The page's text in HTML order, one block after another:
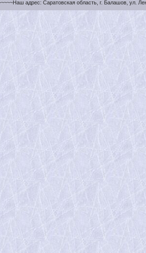
адрес: Саратовская область, г. Балашов, ул.